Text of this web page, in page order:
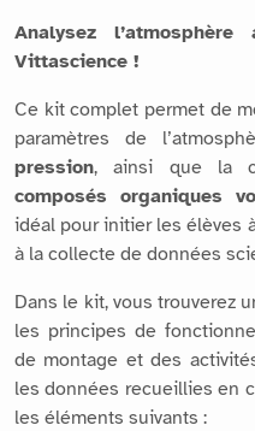
Analysez
Vittascience !
Ce kit complet permet de
paramètres de
pression, ainsi que la
composés organiques
idéal pour initier les élèves
à la collecte de données
Dans le kit, vous trouverez
les principes de
de montage et des
les données recueillies en
les éléments suivants :